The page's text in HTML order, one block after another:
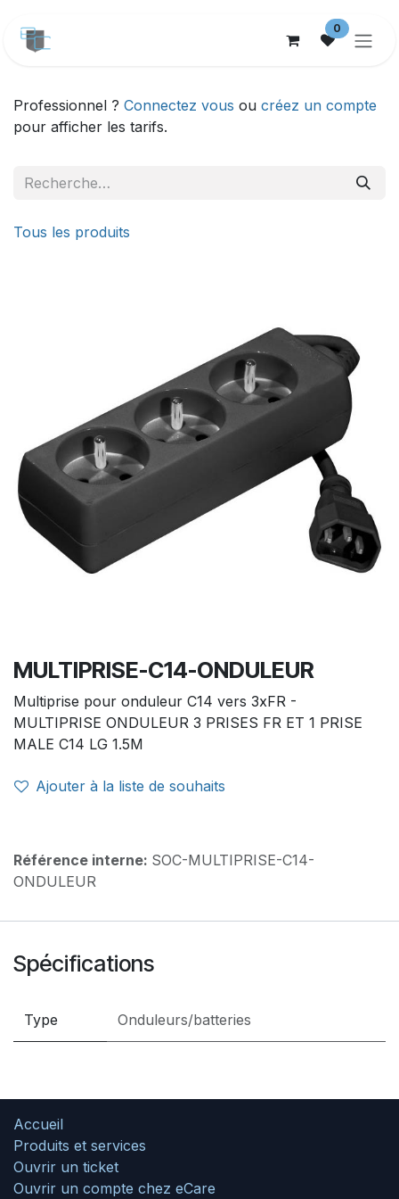
0
Professionnel ? Connectez vous ou créez un compte
pour afficher les tarifs.
Tous les produits
MULTIPRISE-C14-ONDULEUR
Multiprise pour onduleur C14 vers 3xFR -
MULTIPRISE ONDULEUR 3 PRISES FR ET 1 PRISE
MALE C14 LG 1.5M
Ajouter à la liste de souhaits
Référence interne: SOC-MULTIPRISE-C14-
ONDULEUR
Spécifications
Type Onduleurs/batteries
Accueil
Produits et services
Ouvrir un ticket
Ouvrir un compte chez eCare